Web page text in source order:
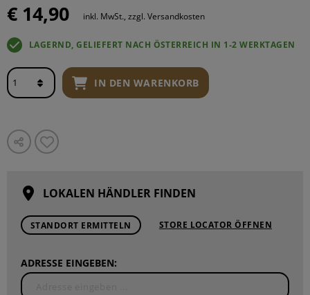
€ 14,90 inkl. MwSt., zzgl. Versandkosten
LAGERND, GELIEFERT NACH ÖSTERREICH IN 1-2 WERKTAGEN
IN DEN WARENKORB
LOKALEN HÄNDLER FINDEN
STANDORT ERMITTELN STORE LOCATOR ÖFFNEN
ADRESSE EINGEBEN: